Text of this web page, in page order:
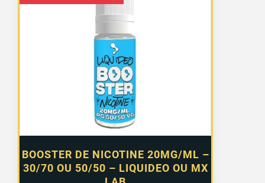
BOOSTER DE NICOTINE 20MG/ML –
30/70 OU 50/50 – LIQUIDEO OU MX
de
prix :
0,99 €
à
7,99 €